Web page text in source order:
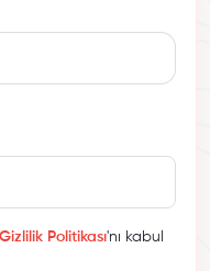
Gizlilik Politikası'nı kabul